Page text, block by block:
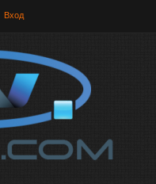
Вход